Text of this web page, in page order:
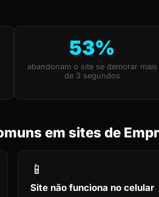
53%
abandonam o site se demorar mais
de 3 segundos
em sites de
📱
Site não funciona no celular